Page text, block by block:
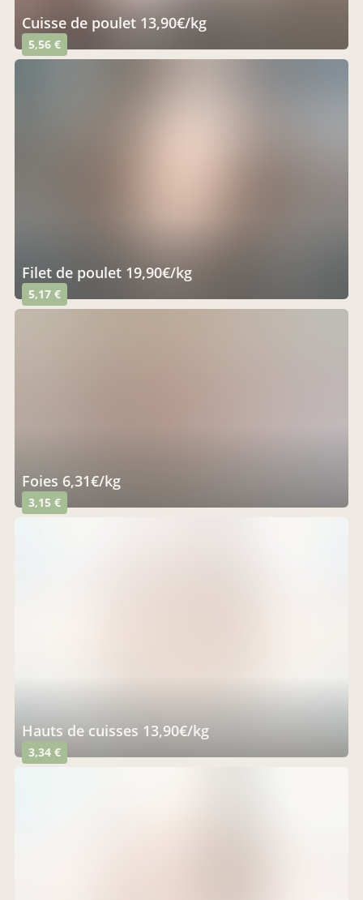
cuisse de poulet 13,90€/kg
5,56 €
filet de poulet 19,90€/kg
5,17 €
foies 6,31€/kg
3,15 €
hauts de cuisses 13,90€/kg
3,34 €